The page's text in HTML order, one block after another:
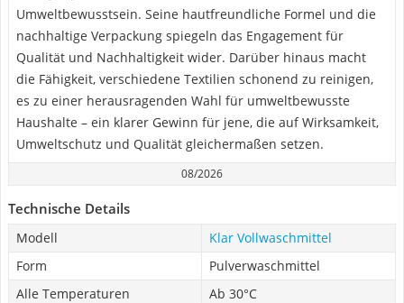
Umweltbewusstsein. Seine hautfreundliche Formel und die
nachhaltige Verpackung spiegeln das Engagement für
Qualität und Nachhaltigkeit wider. Darüber hinaus macht
die Fähigkeit, verschiedene Textilien schonend zu reinigen,
es zu einer herausragenden Wahl für umweltbewusste
Haushalte – ein klarer Gewinn für jene, die auf Wirksamkeit,
Umweltschutz und Qualität gleichermaßen setzen.
08/2026
Technische Details
Modell
Klar Vollwaschmittel
Form
Pulverwaschmittel
Alle Temperaturen
Ab 30°C